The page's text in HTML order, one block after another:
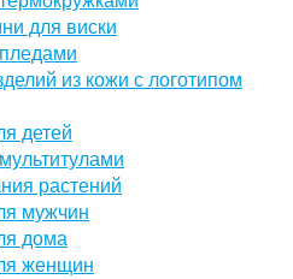
для виски
из кожи с логотипом
детей
растений
мужчин
дома
женщин